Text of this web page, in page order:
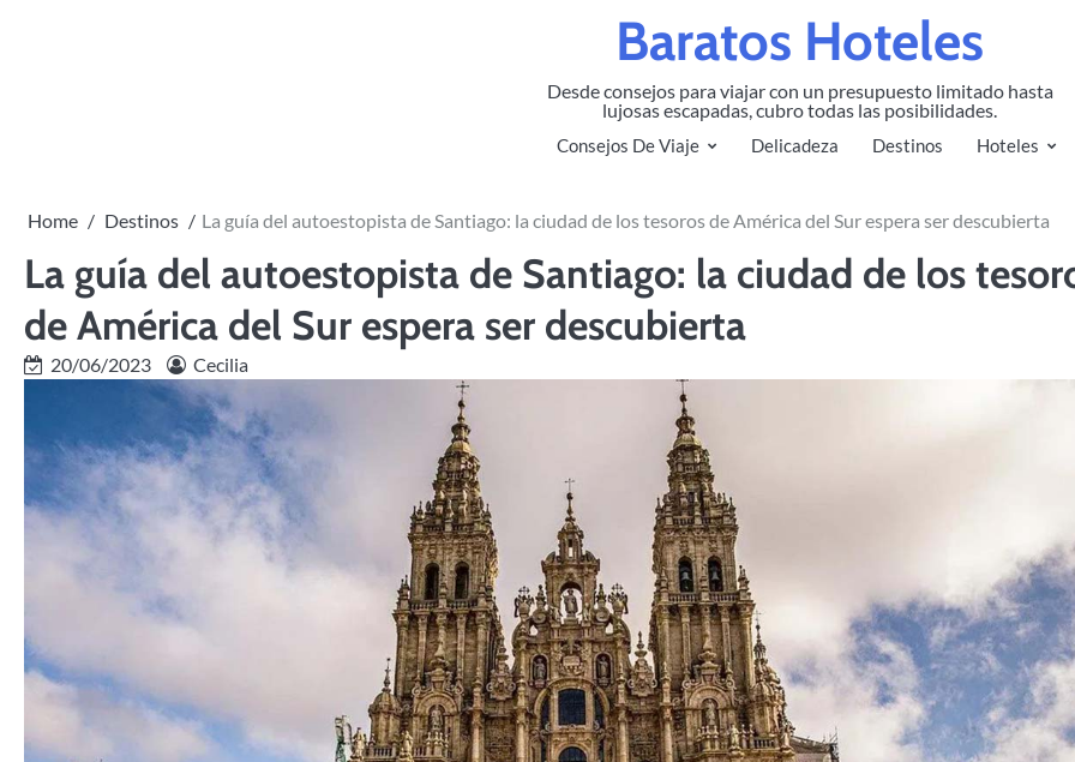
Baratos Hoteles
Desde consejos para viajar con un presupuesto limitado hasta
lujosas escapadas, cubro todas las posibilidades.
Consejos De Viaje Delicadeza Destinos Hoteles
Home Destinos La guía del autoestopista de Santiago: la ciudad de los tesoros de América del Sur espera ser descubierta
La guía del autoestopista de Santiago: la ciudad de los
de América del Sur espera ser descubierta
20/06/2023 Cecilia